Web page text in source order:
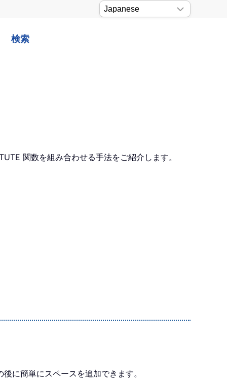
検索
関数を組み合わせる手法をご紹介します。
に簡単にスペースを追加できます。